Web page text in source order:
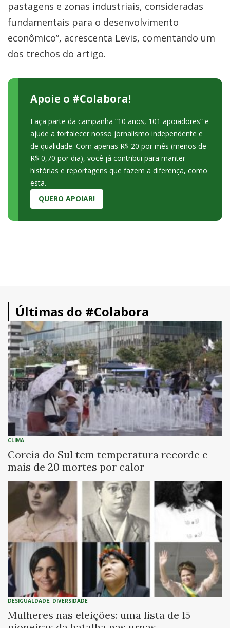
pastagens e zonas industriais, consideradas
fundamentais para o desenvolvimento
econômico”, acrescenta Levis, comentando um
dos trechos do artigo.
Apoie o #Colabora!
Faça parte da campanha “10 anos, 101 apoiadores” e
ajude a fortalecer nosso jornalismo independente e
de qualidade. Com apenas R$ 20 por mês (menos de
R$ 0,70 por dia), você já contribui para manter
histórias e reportagens que fazem a diferença, como
esta.
QUERO APOIAR!
Últimas do #Colabora
CLIMA
Coreia do Sul tem temperatura recorde e
mais de 20 mortes por calor
DESIGUALDADE, DIVERSIDADE
Mulheres nas eleições: uma lista de 15